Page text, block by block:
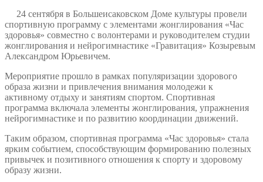
24 сентября в Большеисаковском Доме культуры провели
спортивную программу с элементами жонглирования «Час
здоровья» совместно с волонтерами и руководителем студии
жонглирования и нейрогимнастике «Гравитация» Козыревым
Александром Юрьевичем.
Мероприятие прошло в рамках популяризации здорового
образа жизни и привлечения внимания молодежи к
активному отдыху и занятиям спортом. Спортивная
программа включала элементы жонглирования, упражнения
нейрогимнастике и по развитию координации движений.
Таким образом, спортивная программа «Час здоровья» стала
ярким событием, способствующим формированию полезных
привычек и позитивного отношения к спорту и здоровому
образу жизни.